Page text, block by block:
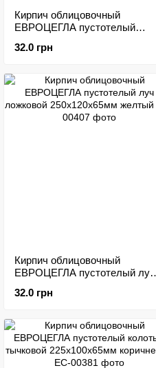
Кирпич облицовочный
ЕВРОЦЕГЛА пустотелый
250х100х65мм красный
32.0 грн
Кирпич облицовочный
ЕВРОЦЕГЛА пустотелый луч
желтый
32.0 грн